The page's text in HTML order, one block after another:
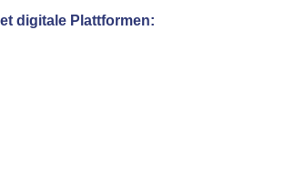
digitale Plattformen: